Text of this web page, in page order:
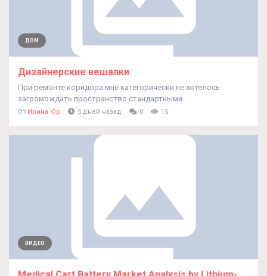
ДОМ
Дизайнерские вешалки
При ремонте коридора мне категорически не хотелось
загромождать пространство стандартными...
От Ирина Юр 5 дней назад 0 15
ВИДЕО